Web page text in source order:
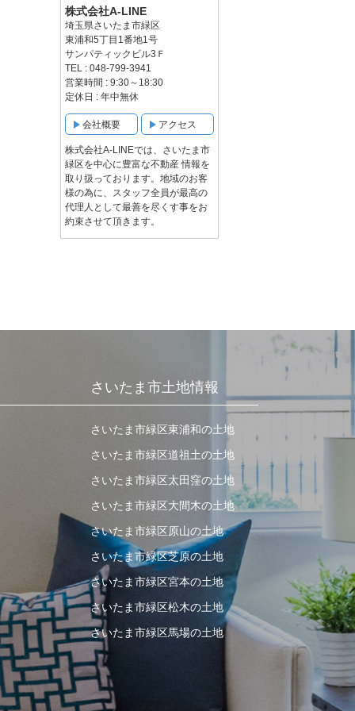
株式会社A-LINE
埼玉県さいたま市緑区
東浦和5丁目1番地1号
サンパティックビル3Ｆ
TEL : 048-799-3941
営業時間 : 9:30～18:30
定休日 : 年中無休
会社概要 アクセス
株式会社A-LINEでは、さいたま市
緑区を中心に豊富な不動産 情報を
取り扱っております。地域のお客
様の為に、スタッフ全員が最高の
代理人として最善を尽くす事をお
約束させて頂きます。
さいたま市土地情報
さいたま市緑区東浦和の土地
さいたま市緑区道祖土の土地
さいたま市緑区太田窪の土地
さいたま市緑区大間木の土地
さいたま市緑区原山の土地
さいたま市緑区芝原の土地
さいたま市緑区宮本の土地
さいたま市緑区松木の土地
さいたま市緑区馬場の土地